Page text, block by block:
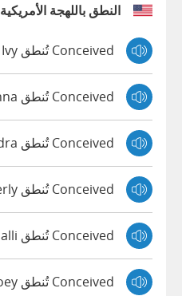
النطق باللهجة الأمريكية
Conceived تُنطق Ivy
Conceived تُنطق Joanna
Conceived تُنطق Kendra
Conceived تُنطق Kimberly
Conceived تُنطق Salli
Conceived تُنطق Joey